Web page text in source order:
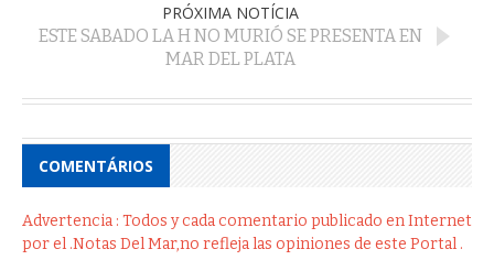
PRÓXIMA NOTÍCIA
ESTE SABADO LA H NO MURIÓ SE PRESENTA EN
MAR DEL PLATA
COMENTÁRIOS
Advertencia : Todos y cada comentario publicado en Internet
por el .Notas Del Mar,no refleja las opiniones de este Portal .